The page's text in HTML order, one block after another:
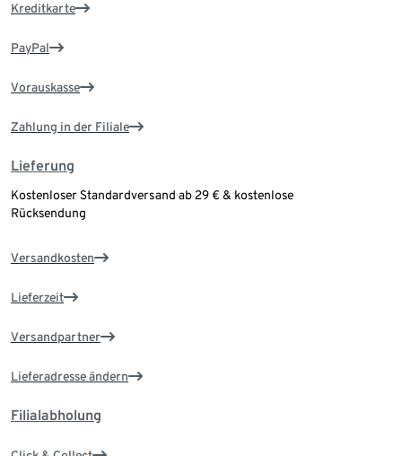
Kreditkarte
PayPal
Vorauskasse
Zahlung in der Filiale
Lieferung
Kostenloser Standardversand ab 29 € & kostenlose
Rücksendung
Versandkosten
Lieferzeit
Versandpartner
Lieferadresse ändern
Filialabholung